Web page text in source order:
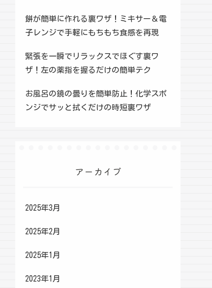
餅が簡単に作れる裏ワザ！ミキサー＆電
子レンジで手軽にもちもち食感を再現
緊張を一瞬でリラックスでほぐす裏ワ
ザ！左の薬指を握るだけの簡単テク
お風呂の鏡の曇りを簡単防止！化学スポ
ンジでサッと拭くだけの時短裏ワザ
アーカイブ
2025年3月
2025年2月
2025年1月
2023年1月